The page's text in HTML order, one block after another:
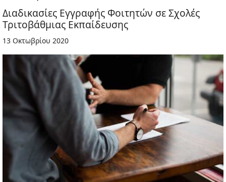
Διαδικασίες Εγγραφής Φοιτητών σε Σχολές
Τριτοβάθμιας Εκπαίδευσης
13 Οκτωβρίου 2020